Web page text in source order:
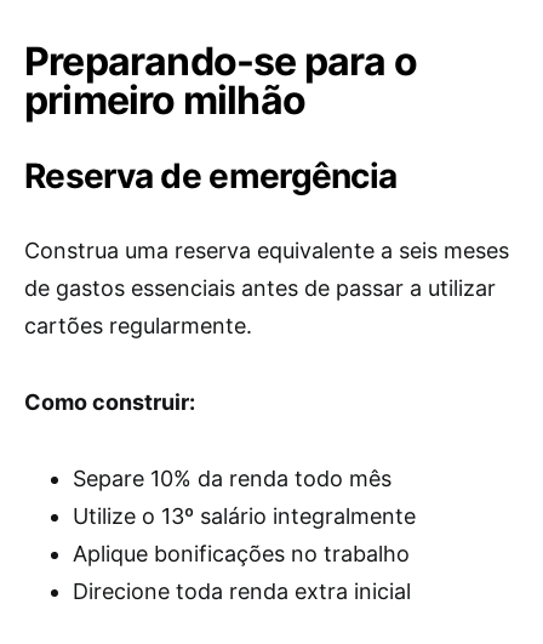
Preparando-se para o
primeiro milhão
Reserva de emergência
Construa uma reserva equivalente a seis meses
de gastos essenciais antes de passar a utilizar
cartões regularmente.
Como construir:
Separe 10% da renda todo mês
Utilize o 13º salário integralmente
Aplique bonificações no trabalho
Direcione toda renda extra inicial